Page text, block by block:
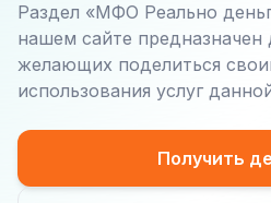
Раздел «МФО Реально
нашем сайте предназначен
желающих поделиться
использования услуг
Получить